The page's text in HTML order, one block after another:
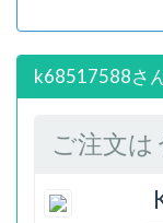
k68517588さ
ご注文は